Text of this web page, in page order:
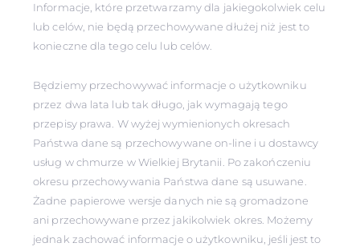
Informacje, które przetwarzamy dla jakiegokolwiek celu
lub celów, nie będą przechowywane dłużej niż jest to
konieczne dla tego celu lub celów.
Będziemy przechowywać informacje o użytkowniku
przez dwa lata lub tak długo, jak wymagają tego
przepisy prawa. W wyżej wymienionych okresach
Państwa dane są przechowywane on-line i u dostawcy
usług w chmurze w Wielkiej Brytanii. Po zakończeniu
okresu przechowywania Państwa dane są usuwane.
Żadne papierowe wersje danych nie są gromadzone
ani przechowywane przez jakikolwiek okres. Możemy
jednak zachować informacje o użytkowniku, jeśli jest to